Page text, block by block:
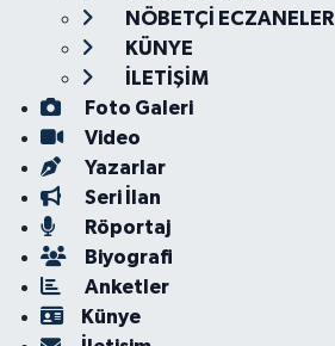
NÖBETÇİ ECZANELER
KÜNYE
İLETİŞİM
Foto Galeri
Video
Yazarlar
Seri İlan
Röportaj
Biyografi
Anketler
Künye